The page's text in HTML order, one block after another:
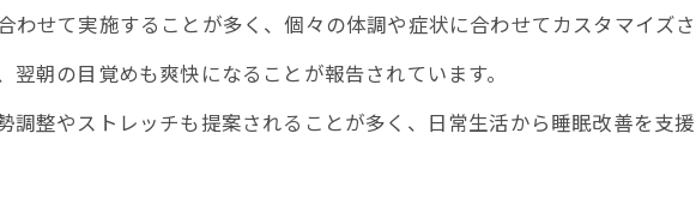
せて実施することが多く、個々の体調や症状に合わせてカスタマイズさ
朝の目覚めも爽快になることが報告されています。
整やストレッチも提案されることが多く、日常生活から睡眠改善を支援